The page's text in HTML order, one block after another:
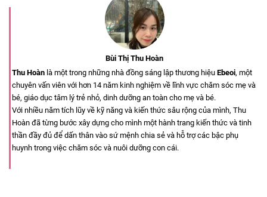
Bùi Thị Thu Hoàn
Thu Hoàn là một trong những nhà đồng sáng lập thương hiệu Ebeoi, một
chuyên vấn viên với hơn 14 năm kinh nghiệm về lĩnh vực chăm sóc mẹ và
bé, giáo dục tâm lý trẻ nhỏ, dinh dưỡng an toàn cho mẹ và bé.
Với nhiều năm tích lũy về kỹ năng và kiến thức sâu rộng của mình, Thu
Hoàn đã từng bước xây dựng cho mình một hành trang kiến thức và tinh
thần đầy đủ để dấn thân vào sứ mệnh chia sẻ và hỗ trợ các bậc phụ
huynh trong việc chăm sóc và nuôi dưỡng con cái.